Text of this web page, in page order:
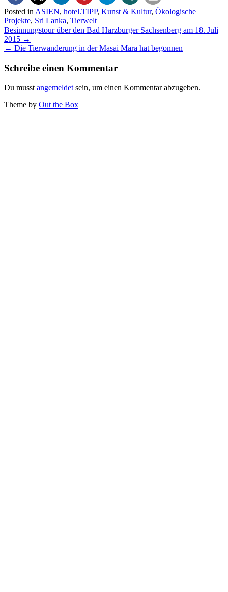
Posted in ASIEN, hotel.TIPP, Kunst & Kultur, Ökologische
Projekte, Sri Lanka, Tierwelt
Post
navigation
Besinnungstour über den Bad Harzburger Sachsenberg am 18. Juli
2015 →
← Die Tierwanderung in der Masai Mara hat begonnen
Schreibe einen Kommentar
Du musst angemeldet sein, um einen Kommentar abzugeben.
Theme by Out the Box